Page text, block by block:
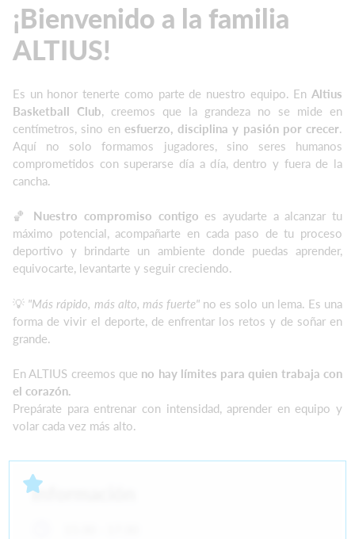
¡Bienvenido a la familia
ALTIUS!
Es un honor tenerte como parte de nuestro equipo. En Altius
Basketball Club, creemos que la grandeza no se mide en
centímetros, sino en esfuerzo, disciplina y pasión por crecer.
Aquí no solo formamos jugadores, sino seres humanos
comprometidos con superarse día a día, dentro y fuera de la
cancha.
🏀 Nuestro compromiso contigo es ayudarte a alcanzar tu
máximo potencial, acompañarte en cada paso de tu proceso
deportivo y brindarte un ambiente donde puedas aprender,
equivocarte, levantarte y seguir creciendo.
💡 "Más rápido, más alto, más fuerte" no es solo un lema. Es una
forma de vivir el deporte, de enfrentar los retos y de soñar en
grande.
En ALTIUS creemos que no hay límites para quien trabaja con
el corazón.
Prepárate para entrenar con intensidad, aprender en equipo y
volar cada vez más alto.
Información